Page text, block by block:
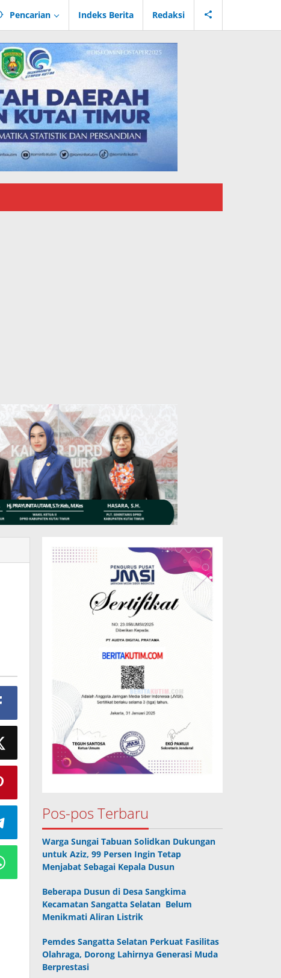
Pencarian Indeks Berita Redaksi
Pos-pos Terbaru
Warga Sungai Tabuan Solidkan Dukungan
untuk Aziz, 99 Persen Ingin Tetap
Menjabat Sebagai Kepala Dusun
Beberapa Dusun di Desa Sangkima
Kecamatan Sangatta Selatan Belum
Menikmati Aliran Listrik
Pemdes Sangatta Selatan Perkuat Fasilitas
Olahraga, Dorong Lahirnya Generasi Muda
Berprestasi